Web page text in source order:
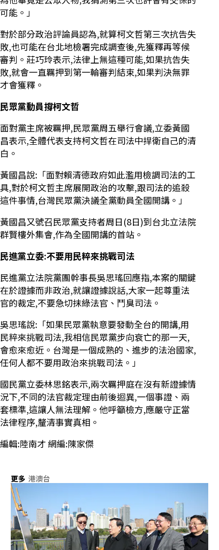
可能。」
對於部分政治評論員認為,就算柯文哲第三次抗告失
敗,也可能在台北地檢署完成調查後,先獲釋再等候
審判。莊巧玲表示,法律上無這種可能,如果抗告失
敗,就會一直羈押到第一輪審判結束,如果判決無罪
才會獲釋。
民眾黨動員撐柯文哲
面對黨主席被羈押,民眾黨周五舉行會議,立委黃國
昌表示,全體代表支持柯文哲在司法中捍衛自己的清
白。
黃國昌說:「面對賴清德政府如此濫用檢調司法的工
具,對於柯文哲主席展開政治的攻擊,跟司法的追殺
這件事情,台灣民眾黨決議全黨動員全國開講。」
黃國昌又號召民眾黨支持者周日(8日)到台北立法院
群賢樓外集會,作為全國開講的首站。
民進黨立委:不要用民粹來挑戰司法
民進黨立法院黨團幹事長吳思瑤回應指,本案的關鍵
在於證據而非政治,就讓證據說話,大家一起尊重法
官的裁定,不要急切抹綠法官、鬥臭司法。
吳思瑤說:「如果民眾黨執意要發動全台的開講,用
民粹來挑戰司法,我相信民眾黨步向衰亡的那一天,
會愈來愈近。台灣是一個成熟的、進步的法治國家,
任何人都不要用政治來挑戰司法。」
國民黨立委林思銘表示,兩次羈押庭在沒有新證據情
況下,不同的法官裁定理由前後迴異,一個事證、兩
套標準,這讓人無法理解。他呼籲檢方,應嚴守正當
法律程序,釐清事實真相。
編輯:陸南才 網編:陳家傑
更多 港澳台